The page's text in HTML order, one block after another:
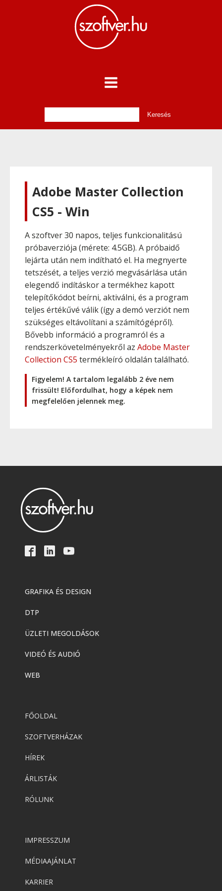
Adobe Master Collection
CS5 - Win
A szoftver 30 napos, teljes funkcionalitású
próbaverziója (mérete: 4.5GB). A próbaidő
lejárta után nem indítható el. Ha megnyerte
tetszését, a teljes verzió megvásárlása után
elegendő indításkor a termékhez kapott
telepítőkódot beírni, aktiválni, és a program
teljes értékűvé válik (így a demó verziót nem
szükséges eltávolítani a számítógépről).
Bővebb információ a programról és a
rendszerkövetelményekről az Adobe Master
Collection CS5 termékleíró oldalán található.
Figyelem! A tartalom legalább 2 éve nem
frissült! Előfordulhat, hogy a képek nem
megfelelően jelennek meg.
GRAFIKA ÉS DESIGN
DTP
ÜZLETI MEGOLDÁSOK
VIDEÓ ÉS AUDIÓ
WEB
FŐOLDAL
SZOFTVERHÁZAK
HÍREK
ÁRLISTÁK
RÓLUNK
IMPRESSZUM
MÉDIAAJÁNLAT
KARRIER